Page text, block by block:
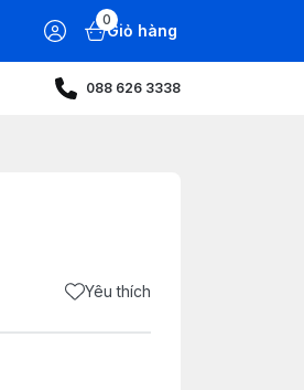
0
Giỏ hàng
088 626 3338
Yêu thích